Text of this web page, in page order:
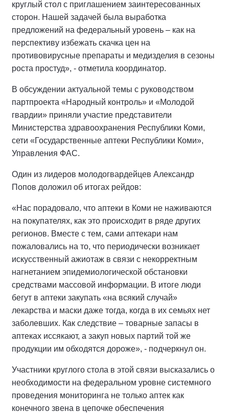
круглый стол с приглашением заинтересованных
сторон. Нашей задачей была выработка
предложений на федеральный уровень – как на
перспективу избежать скачка цен на
противовирусные препараты и медизделия в сезоны
роста простуд», - отметила координатор.
В обсуждении актуальной темы с руководством
партпроекта «Народный контроль» и «Молодой
гвардии» приняли участие представители
Министерства здравоохранения Республики Коми,
сети «Государственные аптеки Республики Коми»,
Управления ФАС.
Один из лидеров молодогвардейцев Александр
Попов доложил об итогах рейдов:
«Нас порадовало, что аптеки в Коми не наживаются
на покупателях, как это происходит в ряде других
регионов. Вместе с тем, сами аптекари нам
пожаловались на то, что периодически возникает
искусственный ажиотаж в связи с некорректным
нагнетанием эпидемиологической обстановки
средствами массовой информации. В итоге люди
бегут в аптеки закупать «на всякий случай»
лекарства и маски даже тогда, когда в их семьях нет
заболевших. Как следствие – товарные запасы в
аптеках иссякают, а закуп новых партий той же
продукции им обходятся дороже», - подчеркнул он.
Участники круглого стола в этой связи высказались о
необходимости на федеральном уровне системного
проведения мониторинга не только аптек как
конечного звена в цепочке обеспечения